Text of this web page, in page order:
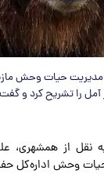
مدیریت حیات‌ وحش
نقل از همشهری،
وحش اداره‌کل